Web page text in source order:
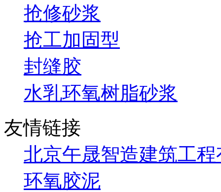
抢修砂浆
抢工加固型
封缝胶
水乳环氧树脂砂浆
友情链接
北京午晟智造建筑工
环氧胶泥